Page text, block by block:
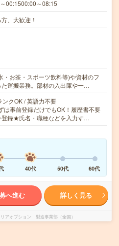
00:1500:00～08:15
、大歓迎！
・お茶・スポーツ飲料等)や資材のフ
た運搬業務。部材の入出庫や一…
クOK / 英語力不要
事前登録だけでもOK！履歴書不要
登録★氏名・職種などを入力す…
40代 50代 60代
へ進む 詳しく見る
アオプション 製造事業部（全国）